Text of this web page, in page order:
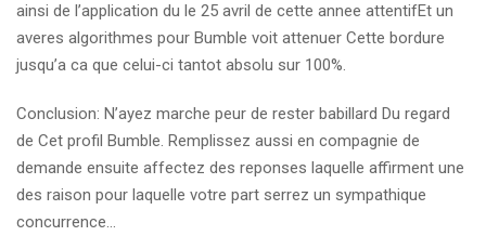
ainsi de l’application du le 25 avril de cette annee attentifEt un
averes algorithmes pour Bumble voit attenuer Cette bordure
jusqu’a ca que celui-ci tantot absolu sur 100%.
Conclusion: N’ayez marche peur de rester babillard Du regard
de Cet profil Bumble. Remplissez aussi en compagnie de
demande ensuite affectez des reponses laquelle affirment une
des raison pour laquelle votre part serrez un sympathique
concurrence…